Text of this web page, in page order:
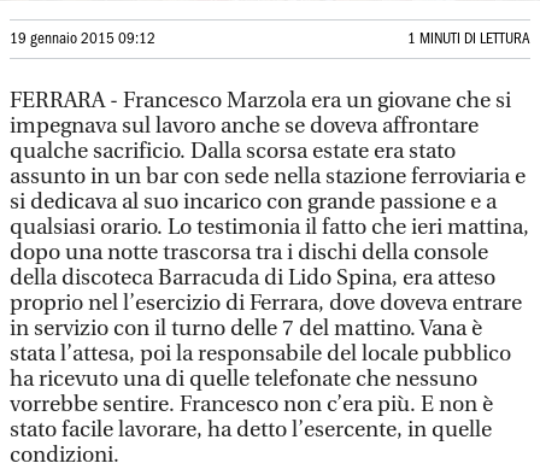
19 gennaio 2015 09:12 1 MINUTI DI LETTURA
FERRARA - Francesco Marzola era un giovane che si
impegnava sul lavoro anche se doveva affrontare
qualche sacrificio. Dalla scorsa estate era stato
assunto in un bar con sede nella stazione ferroviaria e
si dedicava al suo incarico con grande passione e a
qualsiasi orario. Lo testimonia il fatto che ieri mattina,
dopo una notte trascorsa tra i dischi della console
della discoteca Barracuda di Lido Spina, era atteso
proprio nel l’esercizio di Ferrara, dove doveva entrare
in servizio con il turno delle 7 del mattino. Vana è
stata l’attesa, poi la responsabile del locale pubblico
ha ricevuto una di quelle telefonate che nessuno
vorrebbe sentire. Francesco non c’era più. E non è
stato facile lavorare, ha detto l’esercente, in quelle
condizioni.